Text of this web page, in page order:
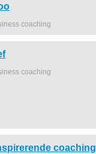
coaching
coaching
coaching